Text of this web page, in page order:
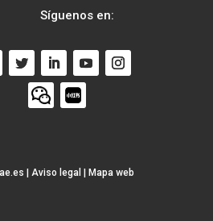
Síguenos en:
| Aviso legal | Mapa web